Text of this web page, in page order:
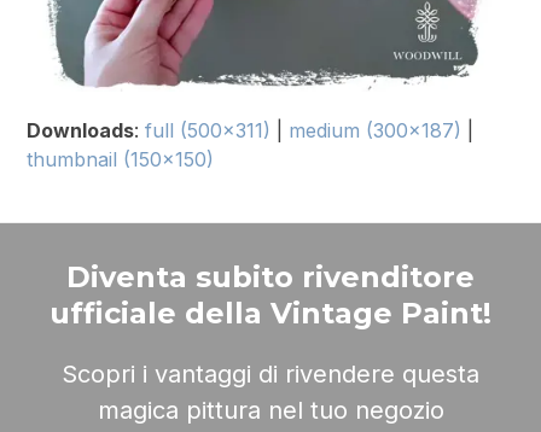
Downloads:full (500x311) medium (300x187)
thumbnail (150x150)
Diventa subito rivenditore
ufficiale della Vintage Paint!
Scopri i vantaggi di rivendere questa
magica pittura nel tuo negozio